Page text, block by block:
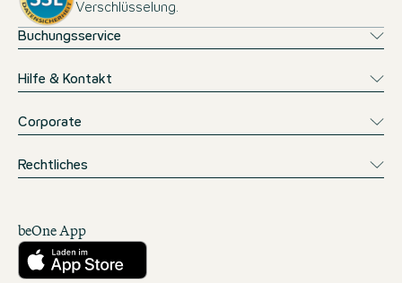
Verschlüsselung.
Buchungsservice
Hilfe & Kontakt
Corporate
Rechtliches
beOne App
Herunterladen aus dem App Store